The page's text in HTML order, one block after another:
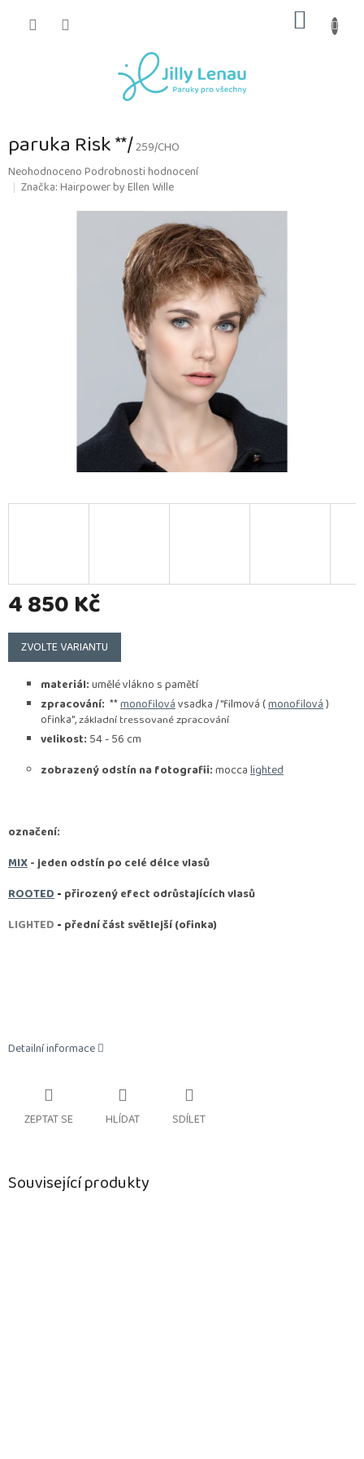
KOŠÍK
paruka Risk **/259/CHO
Průměrné
hodnocení
NeohodnocenoPodrobnosti hodnocení
Značka:Hairpower by Ellen Wille
4 850 Kč
Měrná
cena:
ZVOLTE VARIANTU
materiál:umělé vlákno s pamětí
zpracování: **monofilovávsadka / "filmová (monofilová)
ofinka",základní tressované zpracování
velikost: 54 - 56 cm
zobrazený odstín na fotografii:moccalighted
označení:
MIX- jeden odstín po celé délce vlasů
ROOTED- přirozený efect odrůstajících vlasů
LIGHTED - přední část světlejší (ofinka)
Detailní informace
ZEPTAT SE HLÍDAT SDÍLET
Související produkty